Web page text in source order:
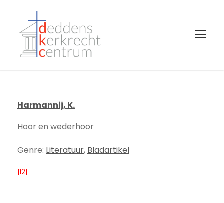
Harmannij, K.
Hoor en wederhoor
Genre: Literatuur, Bladartikel
|12|